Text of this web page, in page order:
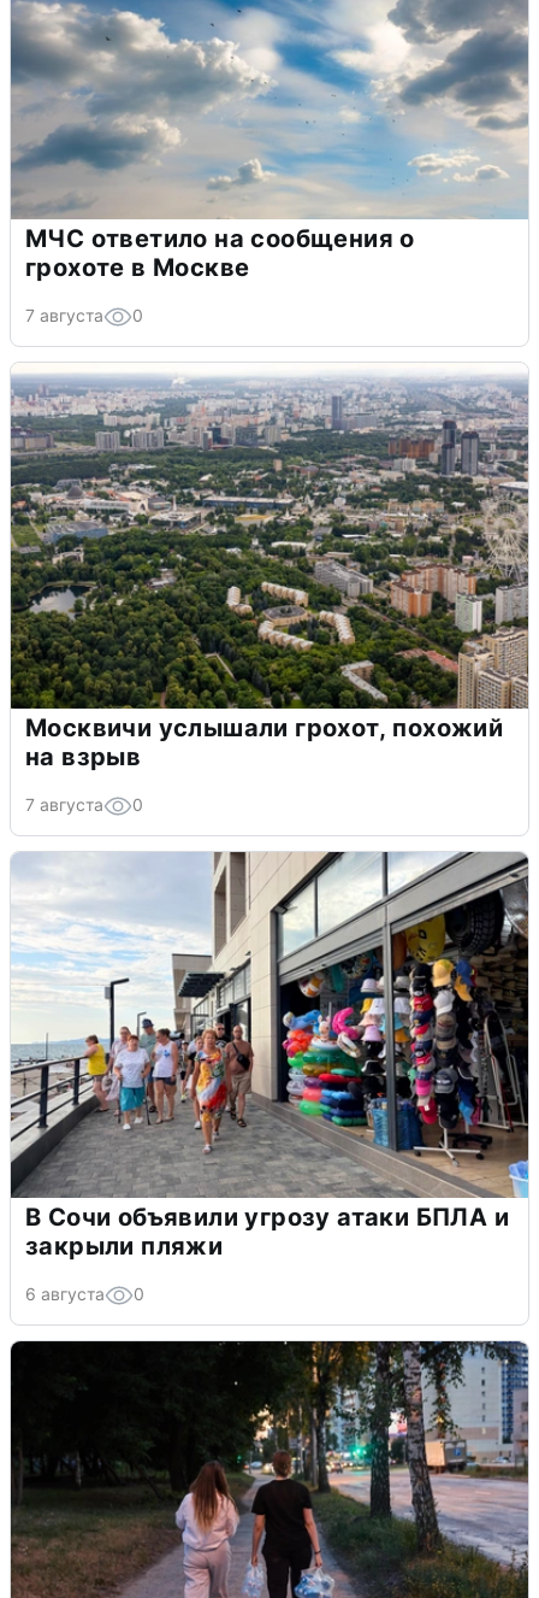
МЧС ответило на сообщения о
грохоте в Москве
7 августа 0
Москвичи услышали грохот, похожий
на взрыв
7 августа 0
В Сочи объявили угрозу атаки БПЛА и
закрыли пляжи
6 августа 0